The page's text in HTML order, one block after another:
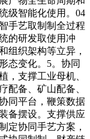
级智能化使用。04
手艺取制制全过程
的研发取使用冲
组织架构等立异，
态变化。5。协同
，支撑工业母机、
配备、矿山配备、
同平台，鞭策数据
备摆设。支撑供应
定协同手艺方案，